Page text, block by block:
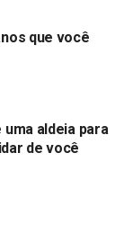
que você
aldeia para
de você